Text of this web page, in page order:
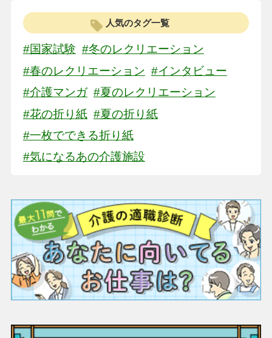
人気のタグ一覧
#国家試験 #冬のレクリエーション
#春のレクリエーション #インタビュー
#介護マンガ #夏のレクリエーション
#花の折り紙 #夏の折り紙
#一枚でできる折り紙
#気になるあの介護施設